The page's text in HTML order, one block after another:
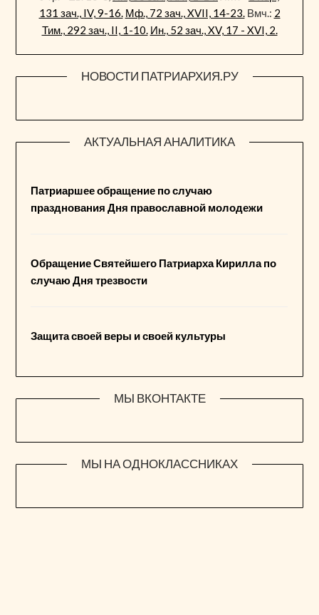
131 зач., IV, 9-16. Мф., 72 зач., XVII, 14-23.Вмч.: 2
Тим., 292 зач., II, 1-10. Ин., 52 зач., XV, 17 - XVI, 2.
НОВОСТИ ПАТРИАРХИЯ.РУ
АКТУАЛЬНАЯ АНАЛИТИКА
Патриаршее обращение по случаю
празднования Дня православной молодежи
Обращение Святейшего Патриарха Кирилла по
случаю Дня трезвости
Защита своей веры и своей культуры
МЫ ВКОНТАКТЕ
МЫ НА ОДНОКЛАССНИКАХ